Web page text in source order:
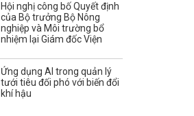
Hội nghị công bố Quyết định
của Bộ trưởng Bộ Nông
nghiệp và Môi trường bổ
nhiệm lại Giám đốc Viện
Ứng dụng AI trong quản lý
tưới tiêu đối phó với biến đổi
khí hậu